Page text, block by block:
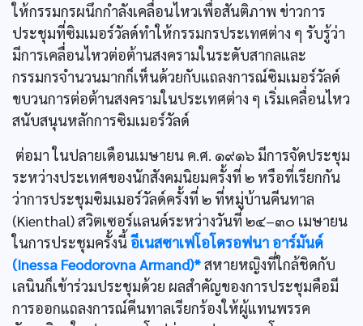
ให้กรรมกรผนึกกำลังเคลื่อนไหวเพื่อสันติภาพ ข่าวการ
ประชุมที่ซิมเมอร์วัลด์ทำให้กรรมกรประเทศต่าง ๆ รับรู้ว่า
มีการเคลื่อนไหวต่อต้านสงครามในระดับสากลและ
กรรมกรจำนวนมากก็เห็นด้วยกับแถลงการณ์ซิมเมอร์วัลด์
ขบวนการต่อต้านสงครามในประเทศต่าง ๆ เริ่มเคลื่อนไหว
สนับสนุนหลักการซิมเมอร์วัลด์
ต่อมา ในปลายเดือนเมษายน ค.ศ. ๑๙๑๖ มีการจัดประชุม
ระหว่างประเทศของนักสังคมนิยมครั้งที่ ๒ หรือที่เรียกกัน
ว่าการประชุมซิมเมอร์วัลด์ครั้งที่ ๒ ที่หมู่บ้านคีนทาล
(Kienthal) สวิตเซอร์แลนด์ระหว่างวันที่ ๒๔–๓๐ เมษายน
ในการประชุมครั้งนี้อีเนสซาเฟโอโดรอฟนา อาร์มันด์
(Inessa Feodorovna Armand)*สหายหญิงที่ใกล้ชิดกับ
เลนินก็เข้าร่วมประชุมด้วย ผลสำคัญของการประชุมคือมี
การออกแถลงการณ์คีนทาลเรียกร้องให้ผู้แทนพรรค